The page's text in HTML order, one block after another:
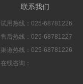
联系我们
试用热线：025-68781226
售后热线：025-68781227
渠道热线：025-68781226
在线咨询：